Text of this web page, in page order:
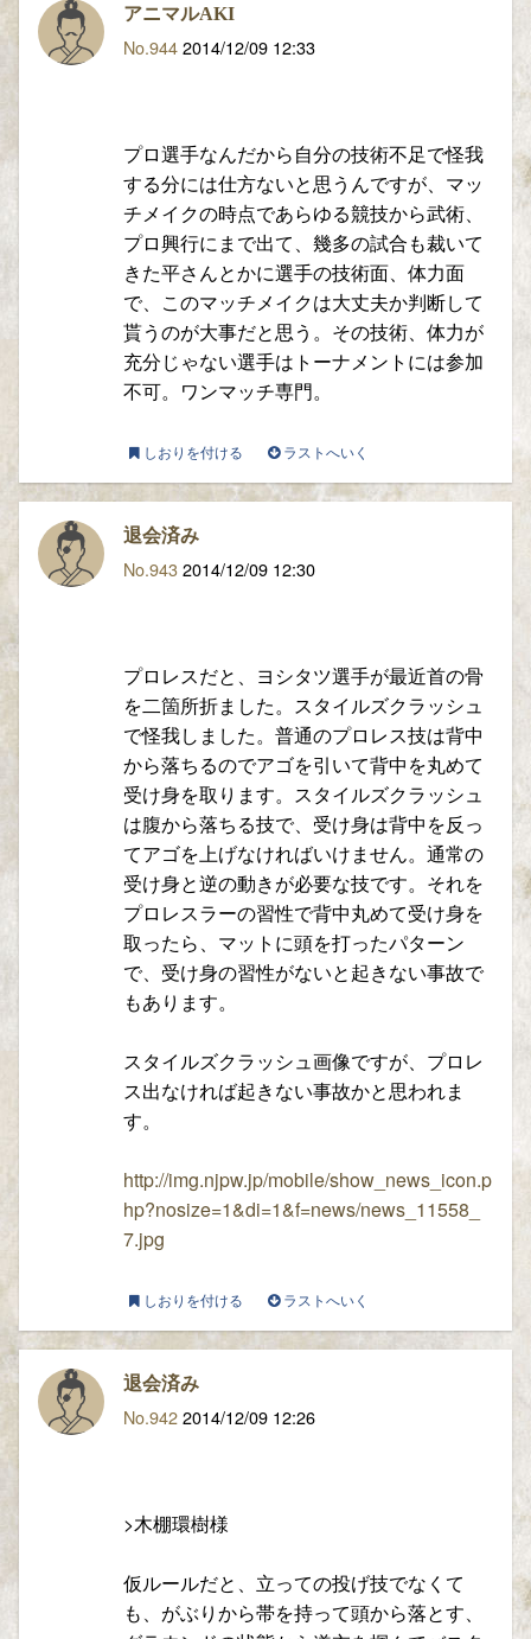
アニマルAKI
No.9442014/12/09 12:33
プロ選手なんだから自分の技術不足で怪我
する分には仕方ないと思うんですが、マッ
チメイクの時点であらゆる競技から武術、
プロ興行にまで出て、幾多の試合も裁いて
きた平さんとかに選手の技術面、体力面
で、このマッチメイクは大丈夫か判断して
貰うのが大事だと思う。その技術、体力が
充分じゃない選手はトーナメントには参加
不可。ワンマッチ専門。
しおりを付ける ラストへいく
退会済み
No.9432014/12/09 12:30
プロレスだと、ヨシタツ選手が最近首の骨
を二箇所折ました。スタイルズクラッシュ
で怪我しました。普通のプロレス技は背中
から落ちるのでアゴを引いて背中を丸めて
受け身を取ります。スタイルズクラッシュ
は腹から落ちる技で、受け身は背中を反っ
てアゴを上げなければいけません。通常の
受け身と逆の動きが必要な技です。それを
プロレスラーの習性で背中丸めて受け身を
取ったら、マットに頭を打ったパターン
で、受け身の習性がないと起きない事故で
もあります。
スタイルズクラッシュ画像ですが、プロレ
ス出なければ起きない事故かと思われま
す。
http://img.njpw.jp/mobile/show_news_icon.p
hp?nosize=1&di=1&f=news/news_11558_
7.jpg
しおりを付ける ラストへいく
退会済み
No.9422014/12/09 12:26
>木棚環樹様
仮ルールだと、立っての投げ技でなくて
も、がぶりから帯を持って頭から落とす、